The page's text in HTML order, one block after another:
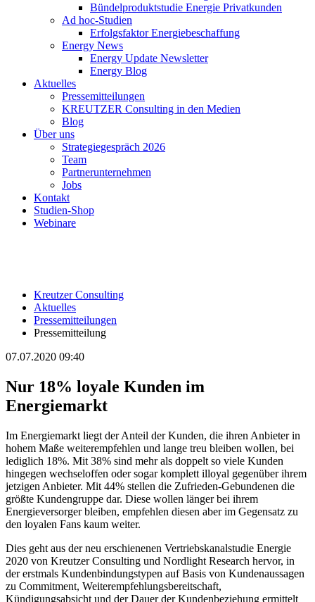
Bündelproduktstudie Energie Privatkunden
Ad hoc-Studien
Erfolgsfaktor Energiebeschaffung
Energy News
Energy Update Newsletter
Energy Blog
Aktuelles
Pressemitteilungen
KREUTZER Consulting in den Medien
Blog
Über uns
Strategiegespräch 2026
Team
Partnerunternehmen
Jobs
Kontakt
Studien-Shop
Webinare
Kreutzer Consulting
Aktuelles
Pressemitteilungen
Pressemitteilung
07.07.2020 09:40
Nur 18% loyale Kunden im
Energiemarkt
Im Energiemarkt liegt der Anteil der Kunden, die ihren Anbieter in
hohem Maße weiterempfehlen und lange treu bleiben wollen, bei
lediglich 18%. Mit 38% sind mehr als doppelt so viele Kunden
hingegen wechseloffen oder sogar komplett illoyal gegenüber ihrem
jetzigen Anbieter. Mit 44% stellen die Zufrieden-Gebundenen die
größte Kundengruppe dar. Diese wollen länger bei ihrem
Energieversorger bleiben, empfehlen diesen aber im Gegensatz zu
den loyalen Fans kaum weiter.
Dies geht aus der neu erschienenen Vertriebskanalstudie Energie
2020 von Kreutzer Consulting und Nordlight Research hervor, in
der erstmals Kundenbindungstypen auf Basis von Kundenaussagen
zu Commitment, Weiterempfehlungsbereitschaft,
Kündigungsabsicht und der Dauer der Kundenbeziehung ermittelt